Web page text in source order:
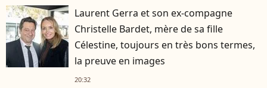
Laurent Gerra et son ex-compagne
Christelle Bardet, mère de sa fille
Célestine, toujours en très bons termes,
la preuve en images
20:32